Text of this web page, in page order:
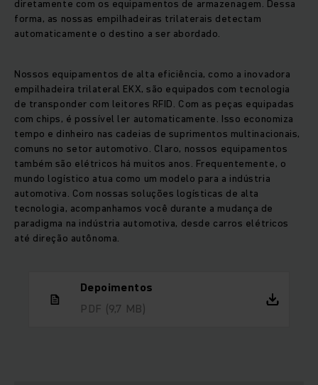
diretamente com os equipamentos de armazenagem. Dessa
forma, as nossas empilhadeiras trilaterais detectam
automaticamente o destino a ser abordado.
Nossos equipamentos de alta eficiência, como a inovadora
empilhadeira trilateral EKX, são equipados com tecnologia
de transponder com leitores RFID. Com as peças equipadas
com chips, é possível ler automaticamente. Isso economiza
tempo e dinheiro nas cadeias de suprimentos multinacionais,
comuns no setor automotivo. Claro, nossos equipamentos
também são elétricos há muitos anos. Frequentemente, o
mundo logístico atua como um modelo para a indústria
automotiva. Com nossas soluções logísticas de alta
tecnologia, acompanhamos você durante a mudança de
paradigma na indústria automotiva, desde carros elétricos
até direção autônoma.
Depoimentos
PDF (9,7 MB)